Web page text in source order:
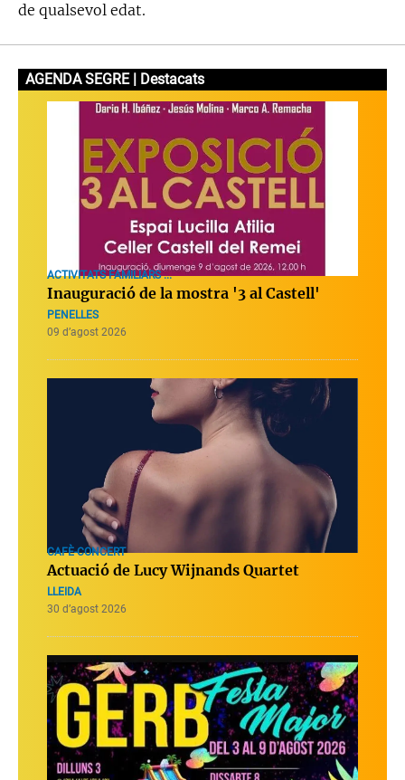
de qualsevol edat.
AGENDA SEGRE | Destacats
ACTIVITATS FAMILIARS ...
Inauguració de la mostra '3 al Castell'
PENELLES
09 d’agost 2026
CAFÈ-CONCERT
Actuació de Lucy Wijnands Quartet
LLEIDA
30 d’agost 2026